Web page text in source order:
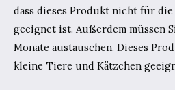
dass dieses Produkt nicht für
geeignet ist. Außerdem müssen
Monate austauschen. Dieses
kleine Tiere und Kätzchen